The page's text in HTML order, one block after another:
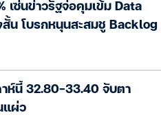
เซ่นข่าวรัฐจ่อคุมเข้ม Data
น โบรกหนุนสะสมชู Backlog
าห์นี้ 32.80-33.40 จับตา
แผ่ว